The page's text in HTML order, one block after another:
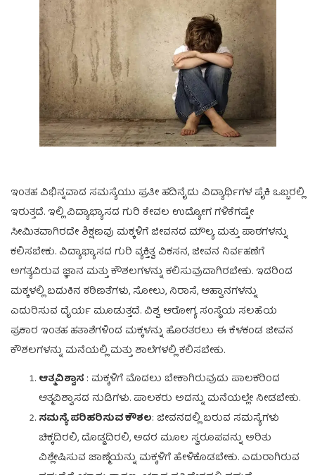
ಇಂತಹ ವಿಭಿನ್ನವಾದ ಸಮಸ್ಯೆಯು ಪ್ರತೀ ಹದಿನೈದು ವಿದ್ಯಾರ್ಥಿಗಳ ಪೈಕಿ ಒಬ್ಬರಲ್ಲಿ
ಇರುತ್ತದೆ. ಇಲ್ಲಿ ವಿದ್ಯಾಭ್ಯಾಸದ ಗುರಿ ಕೇವಲ ಉದ್ಯೋಗ ಗಳಿಕೆಗಷ್ಟೇ
ಸೀಮಿತವಾಗಿರದೇ ಶಿಕ್ಷಣವು ಮಕ್ಕಳಿಗೆ ಜೀವನದ ಮೌಲ್ಯ ಮತ್ತು ಪಾಠಗಳನ್ನು
ಕಲಿಸಬೇಕು. ವಿದ್ಯಾಭ್ಯಾಸದ ಗುರಿ ವ್ಯಕ್ತಿತ್ವ ವಿಕಸನ, ಜೀವನ ನಿರ್ವಹಣೆಗೆ
ಅಗತ್ಯವಿರುವ ಜ್ಞಾನ ಮತ್ತು ಕೌಶಲಗಳನ್ನು ಕಲಿಸುವುದಾಗಿರಬೇಕು. ಇದರಿಂದ
ಮಕ್ಕಳಲ್ಲಿ ಬದುಕಿನ ಕಠಿಣತೆಗಳು, ಸೋಲು, ನಿರಾಸೆ, ಆಹ್ವಾನಗಳನ್ನು
ಎದುರಿಸುವ ದೈರ್ಯ ಮೂಡುತ್ತದೆ. ವಿಶ್ವ ಆರೋಗ್ಯ ಸಂಸ್ಥೆಯ ಸಲಹೆಯ
ಪ್ರಕಾರ ಇಂತಹ ಹತಾಶೆಗಳಿಂದ ಮಕ್ಕಳನ್ನು ಹೊರತರಲು ಈ ಕೆಳಕಂಡ ಜೀವನ
ಕೌಶಲಗಳನ್ನು ಮನೆಯಲ್ಲಿ ಮತ್ತು ಶಾಲೆಗಳಲ್ಲಿ ಕಲಿಸಬೇಕು.
ಆತ್ಮವಿಶ್ವಾಸ : ಮಕ್ಕಳಿಗೆ ಮೊದಲು ಬೇಕಾಗಿರುವುದು ಪಾಲಕರಿಂದ
ಆತ್ಮವಿಶ್ವಾಸದ ನುಡಿಗಳು. ಪಾಲಕರು ಅದನ್ನು ಮನೆಯಲ್ಲೇ ನೀಡಬೇಕು.
ಸಮಸ್ಯೆ ಪರಿಹರಿಸುವ ಕೌಶಲ: ಜೀವನದಲ್ಲಿ ಬರುವ ಸಮಸ್ಯೆಗಳು
ಚಿಕ್ಕದಿರಲಿ, ದೊಡ್ಡದಿರಲಿ, ಅದರ ಮೂಲ ಸ್ವರೂಪವನ್ನು ಅರಿತು
ವಿಶ್ಲೇಷಿಸುವ ಜಾಣ್ಮೆಯನ್ನು ಮಕ್ಕಳಿಗೆ ಹೇಳಿಕೊಡಬೇಕು. ಎದುರಾಗಿರುವ